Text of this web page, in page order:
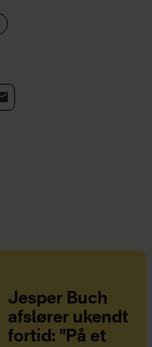
Jesper Buch
afslører ukendt
fortid: "På et